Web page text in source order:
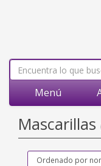
Menú
Mascarillas